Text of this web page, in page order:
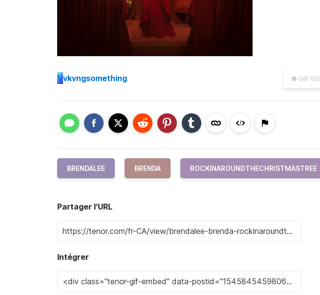
● GIF SD
Vvkvngsomething
BRENDALEE BRENDA ROCKINAROUNDTHECHRISTMASTREE
Partager l'URL
Intégrer